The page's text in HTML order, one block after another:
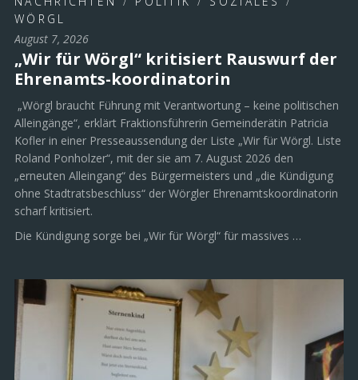
WÖRGL
August 7, 2026
„Wir für Wörgl“ kritisiert Rauswurf der
Ehrenamts-koordinatorin
„Wörgl braucht Führung mit Verantwortung – keine politischen
Alleingänge“, erklärt Fraktionsführerin Gemeinderätin Patricia
Kofler in einer Presseaussendung der Liste „Wir für Wörgl. Liste
Roland Ponholzer“, mit der sie am 7. August 2026 den
„erneuten Alleingang“ des Bürgermeisters und „die Kündigung
ohne Stadtratsbeschluss“ der Wörgler Ehrenamtskoordinatorin
scharf kritisiert.
Die Kündigung sorge bei „Wir für Wörgl“ für massives …